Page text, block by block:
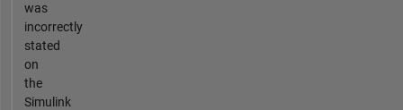
was
incorrectly
stated
on
the
Simulink